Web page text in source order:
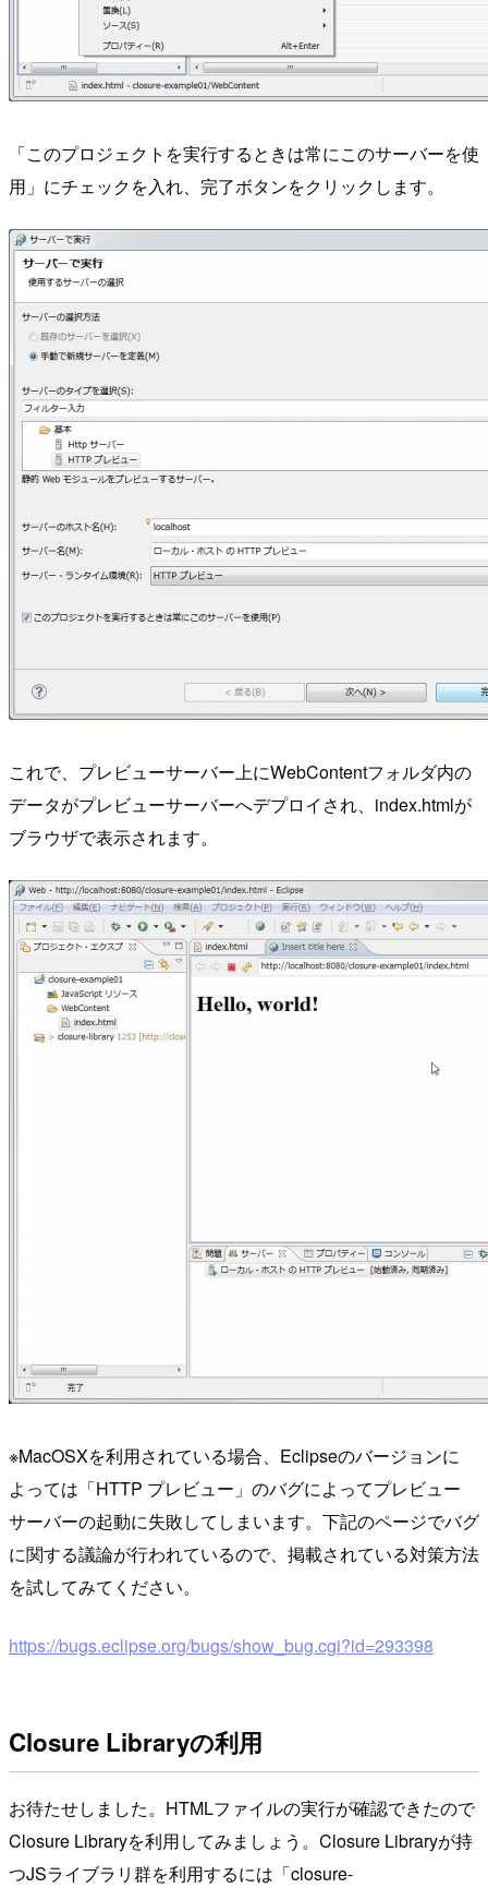
「このプロジェクトを実行するときは常にこのサーバーを使
用」にチェックを入れ、完了ボタンをクリックします。
これで、プレビューサーバー上にWebContentフォルダ内の
データがプレビューサーバーへデプロイされ、index.htmlが
ブラウザで表示されます。
※MacOSXを利用されている場合、Eclipseのバージョンに
よっては「HTTP プレビュー」のバグによってプレビュー
サーバーの起動に失敗してしまいます。下記のページでバグ
に関する議論が行われているので、掲載されている対策方法
を試してみてください。
https://bugs.eclipse.org/bugs/show_bug.cgi?id=293398
Closure Libraryの利用
お待たせしました。HTMLファイルの実行が確認できたので
Closure Libraryを利用してみましょう。Closure Libraryが持
つJSライブラリ群を利用するには「closure-